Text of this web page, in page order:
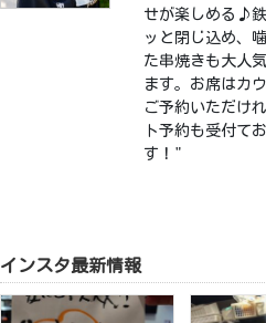
せが楽しめる♪
ッと閉じ込め、
た串焼きも大人
ます。お席はカ
ご予約いただけ
ト予約も受付て
す！"
インスタ最新情報